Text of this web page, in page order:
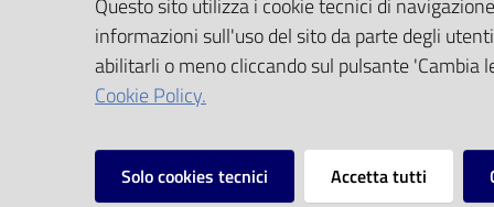
PEC
comune.imola@cert.provincia.bo.it
P.IVA 00523381200
C.F. 00794470377
Vai alla pagina
Questo sito utilizza i cookie tecnici di
informazioni sull'uso del sito da parte degli
abilitarli o meno cliccando sul pulsante 'Cambia
Cookie Policy.
Solo cookies tecnici Accetta tutti